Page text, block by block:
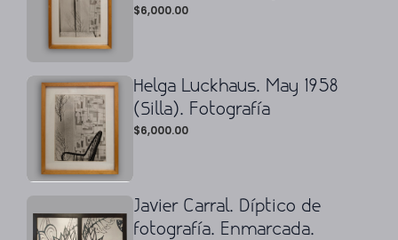
$6,000.00
Helga Luckhaus. May 1958
(Silla). Fotografía
$6,000.00
Javier Carral. Díptico de
fotografía. Enmarcada.